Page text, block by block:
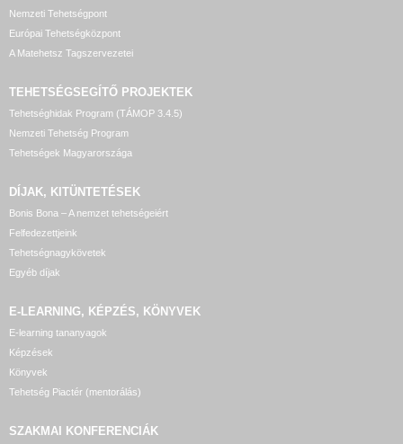
Nemzeti Tehetségpont
Európai Tehetségközpont
A Matehetsz Tagszervezetei
TEHETSÉGSEGÍTŐ PROJEKTEK
Tehetséghidak Program (TÁMOP 3.4.5)
Nemzeti Tehetség Program
Tehetségek Magyarországa
DÍJAK, KITÜNTETÉSEK
Bonis Bona – A nemzet tehetségeiért
Felfedezettjeink
Tehetségnagykövetek
Egyéb díjak
E-LEARNING, KÉPZÉS, KÖNYVEK
E-learning tananyagok
Képzések
Könyvek
Tehetség Piactér (mentorálás)
SZAKMAI KONFERENCIÁK